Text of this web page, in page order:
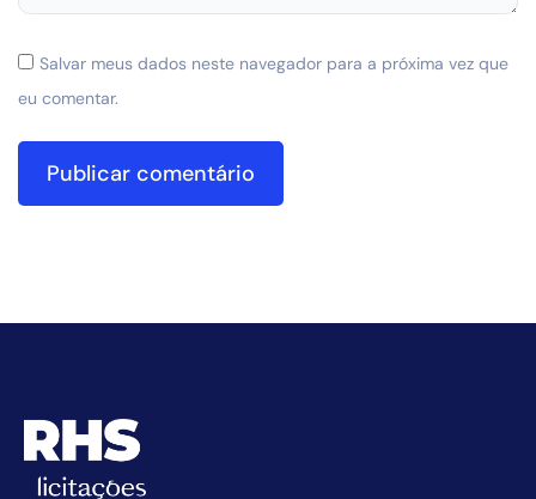
Salvar meus dados neste navegador para a próxima vez que
eu comentar.